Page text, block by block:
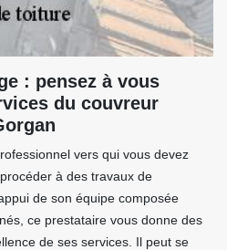
: pensez à vous
du couvreur
vers qui vous devez
à des travaux de
de son équipe composée
ce prestataire vous donne des
de ses services. Il peut se